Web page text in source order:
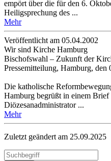
empört über die für den 6.
Heiligsprechung des ...
Mehr
Veröffentlicht am 05­.04.2002
Wir sind Kirche Hamburg
Bischofswahl – Zukunft der
Pressemitteilung, Hamburg, den
Die katholische
Hamburg begrüßt in einem
Diözesanadministrator ...
Mehr
Zuletzt geändert am 25­.09.2025